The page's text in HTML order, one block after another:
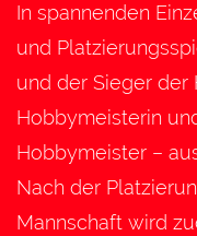
In spannenden
und
und der Sieger der
Hobbymeisterin
Hobbymeister –
Nach der
Mannschaft wird